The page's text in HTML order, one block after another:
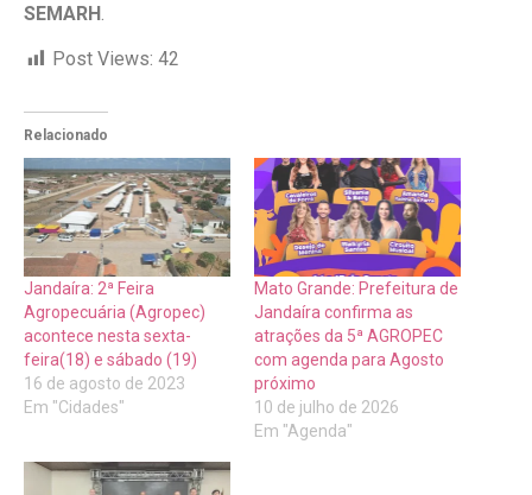
SEMARH
Post Views: 42
Relacionado
Jandaíra: 2ª Feira
Agropecuária (Agropec)
acontece nesta sexta-
feira(18) e sábado (19)
16 de agosto de 2023
Em "Cidades"
Mato Grande: Prefeitura de
Jandaíra confirma as
atrações da 5ª AGROPEC
com agenda para Agosto
próximo
10 de julho de 2026
Em "Agenda"